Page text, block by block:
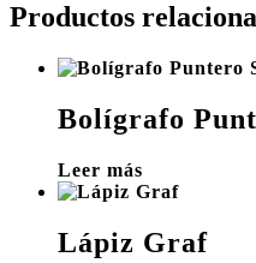
Productos
Bolígrafo
Leer más
Lápiz Graf